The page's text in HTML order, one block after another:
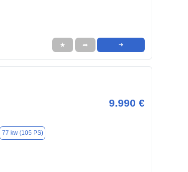
★ ➦ ➜
9.990 €
77 kw (105 PS)